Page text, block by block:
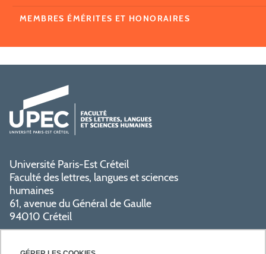
MEMBRES ÉMÉRITES ET HONORAIRES
Université Paris-Est Créteil
Faculté des lettres, langues et sciences
humaines
61, avenue du Général de Gaulle
94010 Créteil